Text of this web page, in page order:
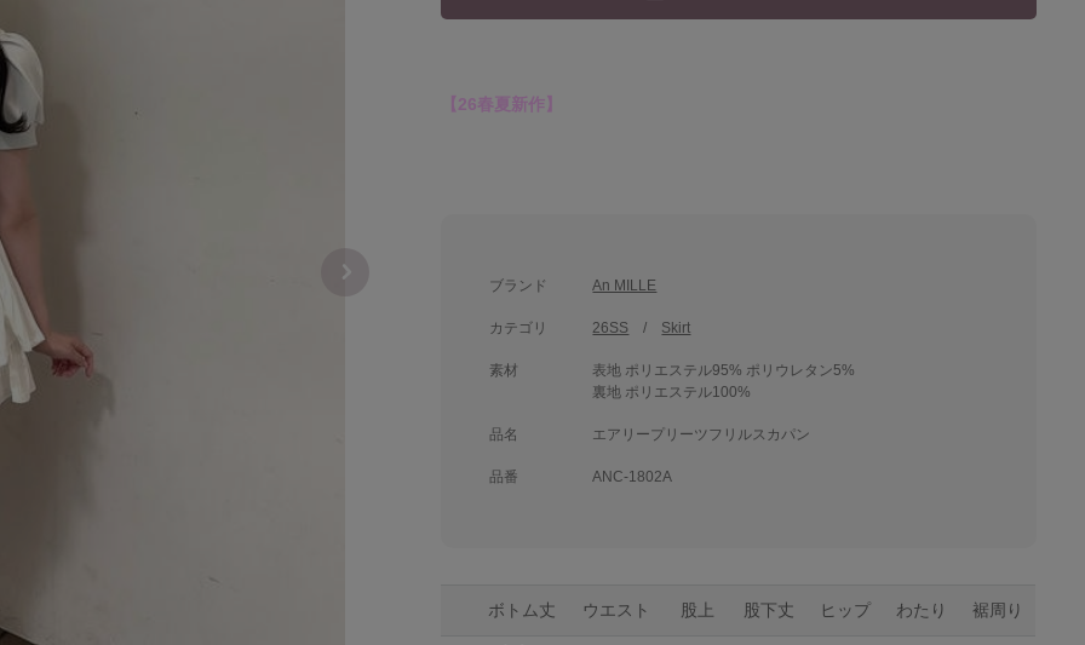
【26春夏新作】
ブランド An MILLE
カテゴリ 26SS Skirt
素材
表地 ポリエステル95% ポリウレタン5%
裏地 ポリエステル100%
品名 エアリープリーツフリルスカパン
品番 ANC-1802A
ボトム丈 ウエスト 股上 股下丈 ヒップ わたり 裾周り